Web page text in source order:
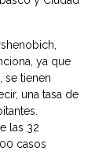
ya que
se tienen
una tasa de
las 32
casos